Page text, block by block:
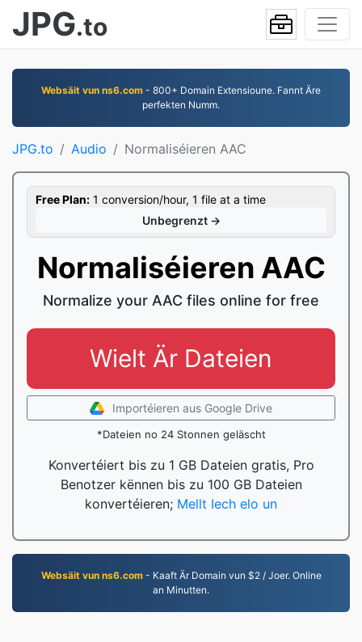
JPG.to
Websäit vun ns6.com - 800+ Domain Extensioune. Fannt Äre
perfekten Numm.
JPG.to Audio Normaliséieren AAC
Free Plan: 1 conversion/hour, 1 file at a time
Unbegrenzt →
Normaliséieren AAC
Normalize your AAC files online for free
Wielt Är Dateien
Importéieren aus Google Drive
*Dateien no 24 Stonnen geläscht
Konvertéiert bis zu 1 GB Dateien gratis, Pro
Benotzer kënnen bis zu 100 GB Dateien
konvertéieren; Mellt Iech elo un
Websäit vun ns6.com- Kaaft Är Domain vun $2 / Joer. Online
an Minutten.